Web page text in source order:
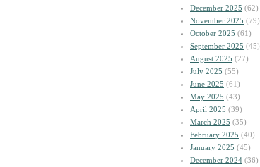
December 2025 (62)
November 2025 (79)
October 2025 (61)
September 2025 (45)
August 2025 (27)
July 2025 (55)
June 2025 (61)
May 2025 (43)
April 2025 (39)
March 2025 (35)
February 2025 (40)
January 2025 (45)
December 2024 (36)